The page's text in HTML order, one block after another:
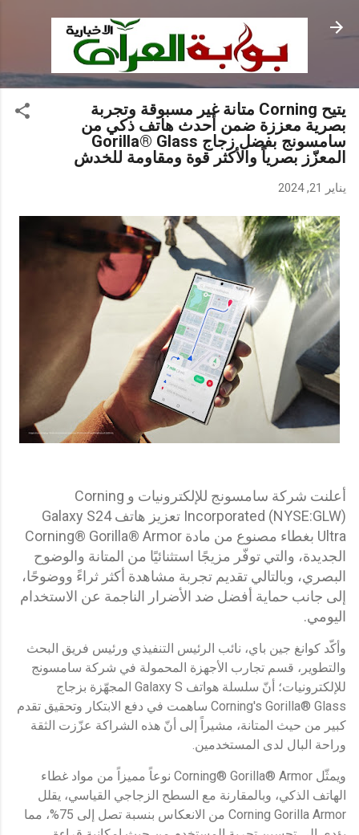
التخطي إلى المحتوى الرئيسي
يتيح Corning متانة غير مسبوقة وتجربة
بصرية معززة ضمن أحدث هاتف ذكي من
سامسونج بفضل زجاج Gorilla® Glass
المعزّز بصرياً والأكثر قوة ومقاومة للخدش
يناير 21, 2024
أعلنت شركة سامسونج للإلكترونيات و Corning
Incorporated (NYSE:GLW) تعزيز هاتف Galaxy S24
Ultra بغطاء مصنوع من مادة Corning® Gorilla® Armor
الجديدة، والتي توفّر مزيجًا استثنائيًا من المتانة والوضوح
البصري، وبالتالي تقديم تجربة مشاهدة أكثر ثراءً ووضوحًا،
إلى جانب حماية أفضل ضد الأضرار الناجمة عن الاستخدام
اليومي.
وأكّد كوانغ جين باي، نائب الرئيس التنفيذي ورئيس فريق البحث
والتطوير، قسم تجارب الأجهزة المحمولة في شركة سامسونج
للإلكترونيات؛ أنّ سلسلة هواتف Galaxy S المجهّزة بزجاج
Corning's Gorilla® Glass ساهمت في دفع الابتكار وتحقيق تقدم
كبير من حيث المتانة، مشيراً إلى أنّ هذه الشراكة عزّزت الثقة
وراحة البال لدى المستخدمين.
ويمثّل Corning® Gorilla® Armor نوعاً مميزاً من مواد غطاء
الهاتف الذكي، وبالمقارنة مع السطح الزجاجي القياسي، يقلل
Corning Gorilla Armor من الانعكاس بنسبة تصل إلى 75%، مما